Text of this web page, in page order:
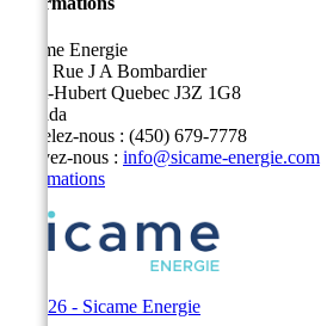
Sicame Energie
5400 Rue J A Bombardier
Saint-Hubert Quebec J3Z 1G8
Canada
Appelez-nous : (450) 679-7778
Écrivez-nous : info@sicame-energie.com
Informations
© 2026 - Sicame Energie